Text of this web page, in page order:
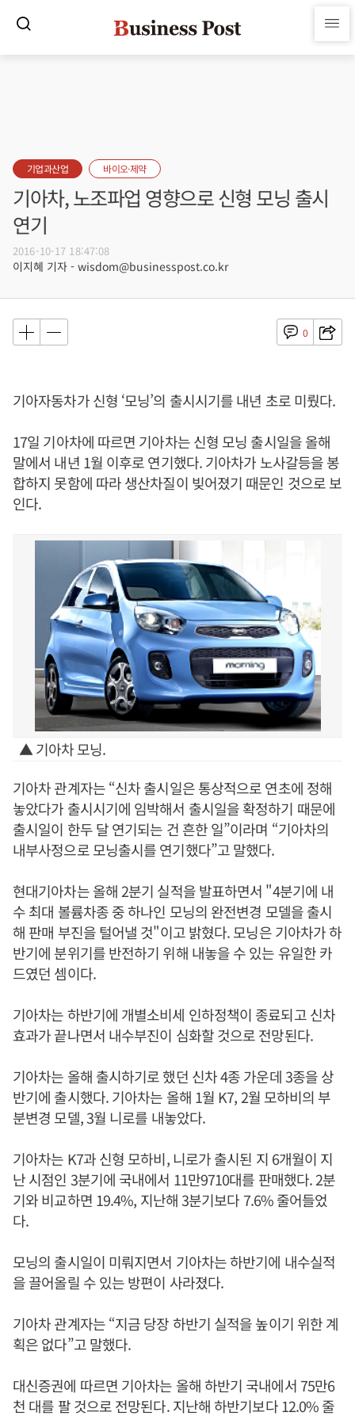
기업과산업 바이오·제약
기아차, 노조파업 영향으로 신형 모닝 출시
연기
2016-10-17 18:47:08
이지혜 기자 - wisdom@businesspost.co.kr
0
기아자동차가 신형 ‘모닝’의 출시시기를 내년 초로 미뤘다.
17일 기아차에 따르면 기아차는 신형 모닝 출시일을 올해
말에서 내년 1월 이후로 연기했다. 기아차가 노사갈등을 봉
합하지 못함에 따라 생산차질이 빚어졌기 때문인 것으로 보
인다.
▲ 기아차 모닝.
기아차 관계자는 “신차 출시일은 통상적으로 연초에 정해
놓았다가 출시시기에 임박해서 출시일을 확정하기 때문에
출시일이 한두 달 연기되는 건 흔한 일”이라며 “기아차의
내부사정으로 모닝출시를 연기했다”고 말했다.
현대기아차는 올해 2분기 실적을 발표하면서 "4분기에 내
수 최대 볼륨차종 중 하나인 모닝의 완전변경 모델을 출시
해 판매 부진을 털어낼 것"이고 밝혔다. 모닝은 기아차가 하
반기에 분위기를 반전하기 위해 내놓을 수 있는 유일한 카
드였던 셈이다.
기아차는 하반기에 개별소비세 인하정책이 종료되고 신차
효과가 끝나면서 내수부진이 심화할 것으로 전망된다.
기아차는 올해 출시하기로 했던 신차 4종 가운데 3종을 상
반기에 출시했다. 기아차는 올해 1월 K7, 2월 모하비의 부
분변경 모델, 3월 니로를 내놓았다.
기아차는 K7과 신형 모하비, 니로가 출시된 지 6개월이 지
난 시점인 3분기에 국내에서 11만9710대를 판매했다. 2분
기와 비교하면 19.4%, 지난해 3분기보다 7.6% 줄어들었
다.
모닝의 출시일이 미뤄지면서 기아차는 하반기에 내수실적
을 끌어올릴 수 있는 방편이 사라졌다.
기아차 관계자는 “지금 당장 하반기 실적을 높이기 위한 계
획은 없다”고 말했다.
대신증권에 따르면 기아차는 올해 하반기 국내에서 75만6
천 대를 팔 것으로 전망된다. 지난해 하반기보다 12.0% 줄